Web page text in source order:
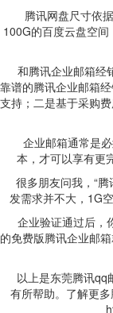
腾讯网盘尺寸依
100G的百度云盘空
和腾讯企业邮箱经
靠谱的腾讯企业邮箱
支持；二是基于采购
企业邮箱通常是
本，才可以享有更
很多朋友问我，“腾
发需求并不大，1G
企业验证通过后，
的免费版腾讯企业邮
以上是东莞腾讯qq
有所帮助。了解更